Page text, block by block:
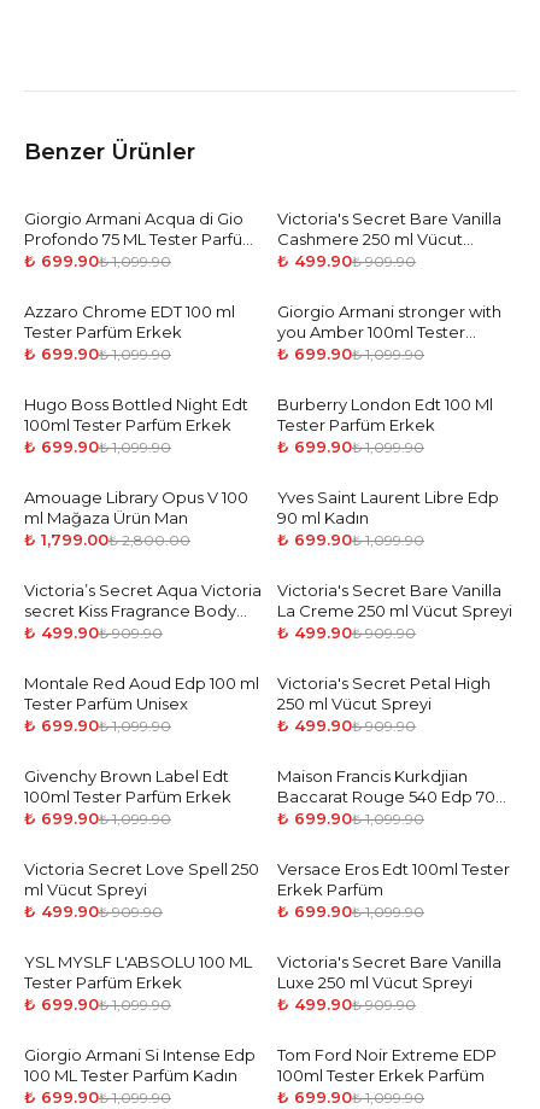
Benzer Ürünler
-36%
Giorgio Armani Acqua di Gio
Profondo 75 ML Tester Parfüm
Erkek
₺ 699.90₺ 1,099.90
-45%
Victoria's Secret Bare Vanilla
Cashmere 250 ml Vücut
Spreyi
₺ 499.90₺ 909.90
-36%
Azzaro Chrome EDT 100 ml
Tester Parfüm Erkek
₺ 699.90₺ 1,099.90
-36%
Giorgio Armani stronger with
you Amber 100ml Tester
Parfüm Erkek
₺ 699.90₺ 1,099.90
-36 %
Hugo Boss Bottled Night Edt
100ml Tester Parfüm Erkek
₺ 699.90₺ 1,099.90
-36%
Burberry London Edt 100 Ml
Tester Parfüm Erkek
₺ 699.90₺ 1,099.90
-36%
Amouage Library Opus V 100
ml Mağaza Ürün Man
₺ 1,799.00₺ 2,800.00
-36%
Yves Saint Laurent Libre Edp
90 ml Kadın
₺ 699.90₺ 1,099.90
-45%
Victoria’s Secret Aqua Victoria
secret Kiss Fragrance Body
Mist 250 ML Vücut Spreyi
₺ 499.90₺ 909.90
-45%
Victoria's Secret Bare Vanilla
La Creme 250 ml Vücut Spreyi
₺ 499.90₺ 909.90
-36%
Montale Red Aoud Edp 100 ml
Tester Parfüm Unisex
₺ 699.90₺ 1,099.90
-45%
Victoria's Secret Petal High
250 ml Vücut Spreyi
₺ 499.90₺ 909.90
-36%
Givenchy Brown Label Edt
100ml Tester Parfüm Erkek
₺ 699.90₺ 1,099.90
-36%
Maison Francis Kurkdjian
Baccarat Rouge 540 Edp 70
ml Tester Parfüm Unisex
₺ 699.90₺ 1,099.90
-45%
Victoria Secret Love Spell 250
ml Vücut Spreyi
₺ 499.90₺ 909.90
-36%
Versace Eros Edt 100ml Tester
Erkek Parfüm
₺ 699.90₺ 1,099.90
- 36%
YSL MYSLF L'ABSOLU 100 ML
Tester Parfüm Erkek
₺ 699.90₺ 1,099.90
-45%
Victoria's Secret Bare Vanilla
Luxe 250 ml Vücut Spreyi
₺ 499.90₺ 909.90
-36%
Giorgio Armani Si Intense Edp
100 ML Tester Parfüm Kadın
₺ 699.90₺ 1,099.90
-36%
Tom Ford Noir Extreme EDP
100ml Tester Erkek Parfüm
₺ 699.90₺ 1,099.90